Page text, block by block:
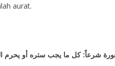
aurat.
شرعاً: كل ما يجب ستره أو يحرم